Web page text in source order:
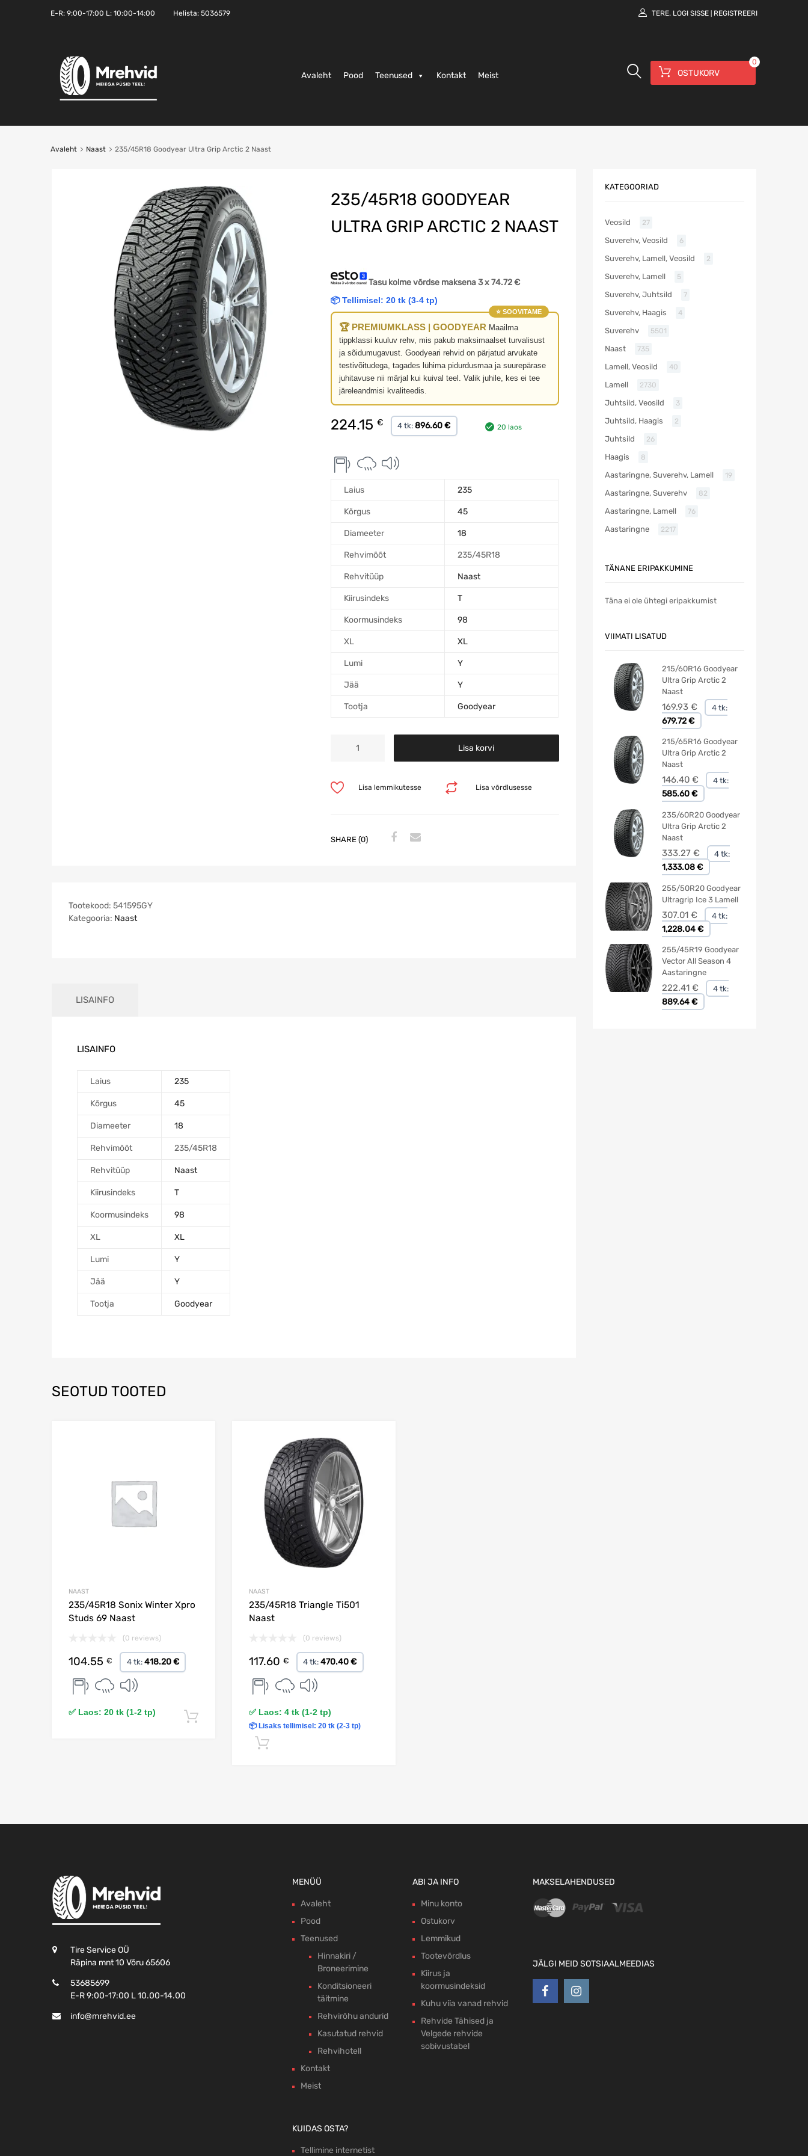
E-R: 9:00-17:00 L: 10:00-14:00 Helista: 5036579 TERE. LOGI SISSE REGISTREERI
OSTUKORV
0
Avaleht Pood Teenused Kontakt Meist
Avaleht Naast 235/45R18 Goodyear Ultra Grip Arctic 2 Naast
235/45R18 GOODYEAR
ULTRA GRIP ARCTIC 2 NAAST
Tasu kolme võrdse maksena 3 x74.72€
📦 Tellimisel: 20 tk (3-4 tp)
⭐ SOOVITAME
🏆 PREMIUMKLASS | GOODYEAR Maailma
tippklassi kuuluv rehv, mis pakub maksimaalset turvalisust
ja sõidumugavust. Goodyeari rehvid on pärjatud arvukate
testivõitudega, tagades lühima pidurdusmaa ja suurepärase
juhitavuse nii märjal kui kuival teel. Valik juhile, kes ei tee
järeleandmisi kvaliteedis.
224.15 € 4 tk:896.60 € 20 laos
Laius 235
Kõrgus 45
Diameeter 18
Rehvimõõt 235/45R18
Rehvitüüp Naast
Kiirusindeks T
Koormusindeks 98
XL XL
Lumi Y
Jää Y
Tootja Goodyear
Lisa korvi
Lisa võrdlusesse
Lisa lemmikutesse
SHARE (0)
Tootekood: 541595GY
Kategooria: Naast
LISAINFO
LISAINFO
Laius 235
Kõrgus 45
Diameeter 18
Rehvimõõt 235/45R18
Rehvitüüp Naast
Kiirusindeks T
Koormusindeks 98
XL XL
Lumi Y
Jää Y
Tootja Goodyear
SEOTUD TOOTED
NAAST
235/45R18 Sonix Winter Xpro
Studs 69 Naast
(0 reviews)
104.55 € 4 tk: 418.20 €
✅ Laos: 20 tk (1-2 tp) Lisa korvi
NAAST
235/45R18 Triangle Ti501
Naast
(0 reviews)
117.60 € 4 tk:470.40 €
✅ Laos: 4 tk (1-2 tp)
📦 Lisaks tellimisel: 20 tk (2-3 tp)
KATEGOORIAD
Veosild 27
Suverehv, Veosild 6
Suverehv, Lamell, Veosild 2
Suverehv, Lamell 5
Suverehv, Juhtsild 7
Suverehv, Haagis 4
Suverehv 5501
Naast 735
Lamell, Veosild 40
Lamell 2730
Juhtsild, Veosild 3
Juhtsild, Haagis 2
Juhtsild 26
Haagis 8
Aastaringne, Suverehv, Lamell 19
Aastaringne, Suverehv 82
Aastaringne, Lamell 76
Aastaringne 2217
TÄNANE ERIPAKKUMINE
Täna ei ole ühtegi eripakkumist
VIIMATI LISATUD
215/60R16 Goodyear
Ultra Grip Arctic 2
Naast
169.93 € 4 tk:
679.72 €
215/65R16 Goodyear
Ultra Grip Arctic 2
Naast
146.40 € 4 tk:
585.60 €
235/60R20 Goodyear
Ultra Grip Arctic 2
Naast
333.27 € 4 tk:
1,333.08 €
255/50R20 Goodyear
Ultragrip Ice 3 Lamell
307.01 € 4 tk:
1,228.04 €
255/45R19 Goodyear
Vector All Season 4
Aastaringne
222.41 € 4 tk:
889.64 €
Tire Service OÜ
Räpina mnt 10 Võru 65606
53685699
E-R 9:00-17:00 L 10.00-14.00
info@mrehvid.ee
MENÜÜ
Avaleht
Pood
Teenused
Hinnakiri /
Broneerimine
Konditsioneeri
täitmine
Rehvirõhu andurid
Kasutatud rehvid
Rehvihotell
Kontakt
Meist
KUIDAS OSTA?
Tellimine internetist
ABI JA INFO
Minu konto
Ostukorv
Lemmikud
Tootevõrdlus
Kiirus ja
koormusindeksid
Kuhu viia vanad rehvid
Rehvide Tähised ja
Velgede rehvide
sobivustabel
MAKSELAHENDUSED
JÄLGI MEID SOTSIAALMEEDIAS